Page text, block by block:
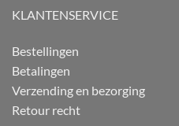
KLANTENSERVICE
Bestellingen
Betalingen
Verzending en bezorging
Retour recht